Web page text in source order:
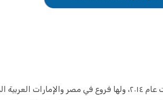
شركة سيليكون مايند هي شركة مصرية تأسست عام ٢٠١٤، ولها فروع في مصر